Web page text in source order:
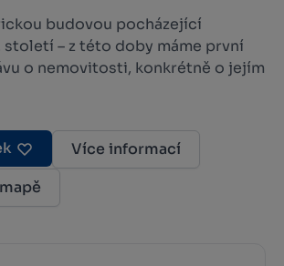
budovou pocházející
století – z této doby máme první
o nemovitosti, konkrétně o jejím
Více informací